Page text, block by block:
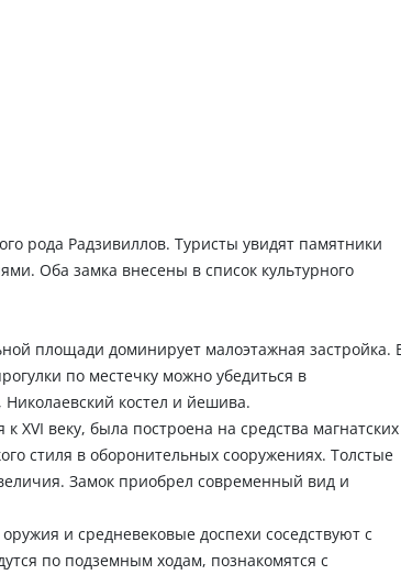
рода Радзивиллов. Туристы увидят памятники
Оба замка внесены в список культурного
площади доминирует малоэтажная застройка.
по местечку можно убедиться в
костел и йешива.
веку, была построена на средства магнатских
стиля в оборонительных сооружениях. Толстые
Замок приобрел современный вид и
и средневековые доспехи соседствуют с
по подземным ходам, познакомятся с